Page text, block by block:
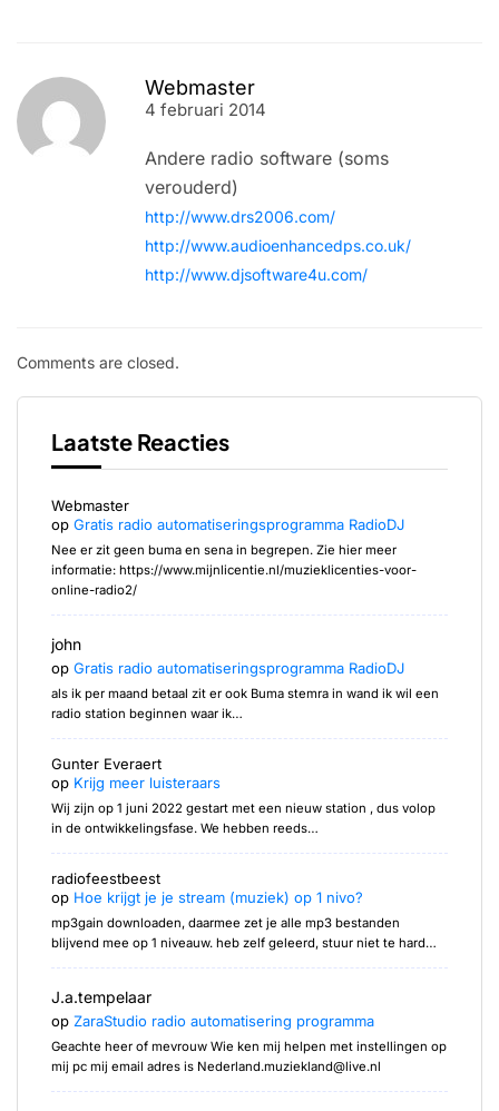
Webmaster
4 februari 2014
Andere radio software (soms
verouderd)
http://www.drs2006.com/
http://www.audioenhancedps.co.uk/
http://www.djsoftware4u.com/
Comments are closed.
Laatste Reacties
Webmaster
op Gratis radio automatiseringsprogramma RadioDJ
Nee er zit geen buma en sena in begrepen. Zie hier meer
informatie: https://www.mijnlicentie.nl/muzieklicenties-voor-
online-radio2/
john
op Gratis radio automatiseringsprogramma RadioDJ
als ik per maand betaal zit er ook Buma stemra in wand ik wil een
radio station beginnen waar ik…
Gunter Everaert
op Krijg meer luisteraars
Wij zijn op 1 juni 2022 gestart met een nieuw station , dus volop
in de ontwikkelingsfase. We hebben reeds…
radiofeestbeest
op Hoe krijgt je je stream (muziek) op 1 nivo?
mp3gain downloaden, daarmee zet je alle mp3 bestanden
blijvend mee op 1 niveauw. heb zelf geleerd, stuur niet te hard…
J.a.tempelaar
op ZaraStudio radio automatisering programma
Geachte heer of mevrouw Wie ken mij helpen met instellingen op
mij pc mij email adres is Nederland.muziekland@live.nl